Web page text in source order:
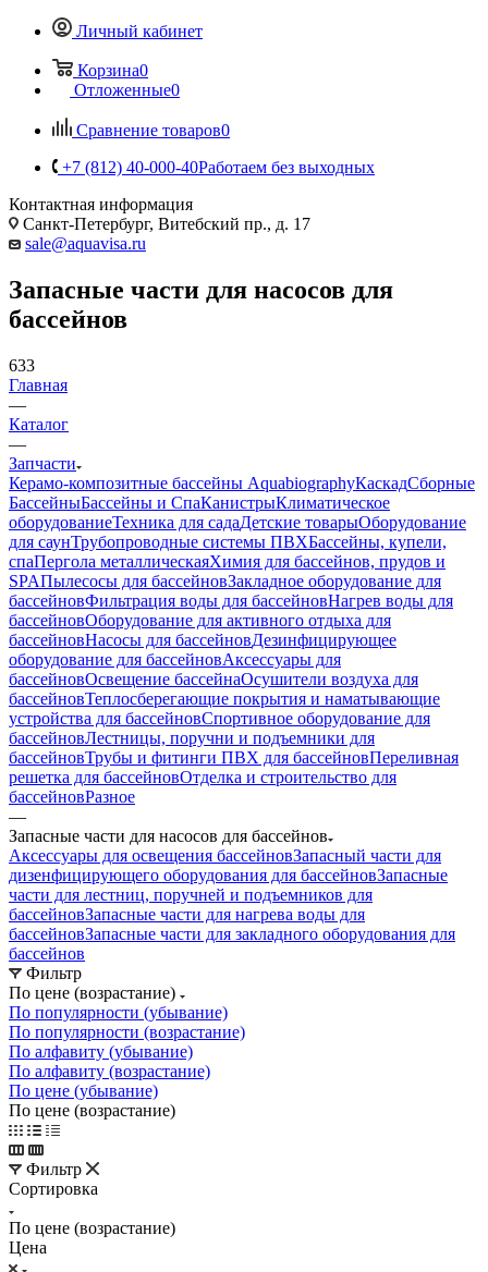
Личный кабинет
Корзина0
Отложенные0
Сравнение товаров0
+7 (812) 40-000-40Работаем без выходных
Контактная информация
Санкт-Петербург, Витебский пр., д. 17
sale@aquavisa.ru
Запасные части для насосов для
бассейнов
633
Главная
—
Каталог
—
Запчасти
Керамо-композитные бассейны AquabiographyКаскадСборные
БассейныБассейны и СпаКанистрыКлиматическое
оборудованиеТехника для садаДетские товарыОборудование
для саунТрубопроводные системы ПВХБассейны, купели,
спаПергола металлическаяХимия для бассейнов, прудов и
SPAПылесосы для бассейновЗакладное оборудование для
бассейновФильтрация воды для бассейновНагрев воды для
бассейновОборудование для активного отдыха для
бассейновНасосы для бассейновДезинфицирующее
оборудование для бассейновАксессуары для
бассейновОсвещение бассейнаОсушители воздуха для
бассейновТеплосберегающие покрытия и наматывающие
устройства для бассейновСпортивное оборудование для
бассейновЛестницы, поручни и подъемники для
бассейновТрубы и фитинги ПВХ для бассейновПереливная
решетка для бассейновОтделка и строительство для
бассейновРазное
—
Запасные части для насосов для бассейнов
Аксессуары для освещения бассейновЗапасный части для
дизенфицирующего оборудования для бассейновЗапасные
части для лестниц, поручней и подъемников для
бассейновЗапасные части для нагрева воды для
бассейновЗапасные части для закладного оборудования для
бассейнов
Фильтр
По цене (возрастание)
По популярности (убывание)
По популярности (возрастание)
По алфавиту (убывание)
По алфавиту (возрастание)
По цене (убывание)
По цене (возрастание)
Фильтр
Сортировка
По цене (возрастание)
Цена